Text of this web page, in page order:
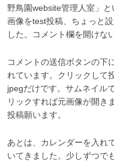
野鳥園website管理人室」
画像をtest投稿、ちょっと
した。コメント欄を開けな
コメントの送信ボタンの下
れています。クリックして
jpegだけです。サムネイル
リックすれば元画像が開き
投稿願います。
あとは、カレンダーを入れ
いてきました。少しずつで